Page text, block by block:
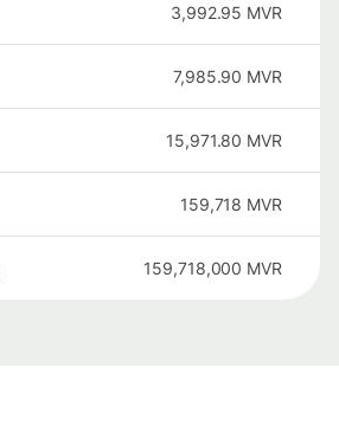
3,992.95 MVR
7,985.90 MVR
15,971.80 MVR
159,718 MVR
159,718,000 MVR